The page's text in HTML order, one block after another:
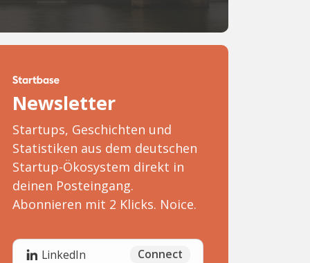
Newsletter
Startups, Geschichten und
Statistiken aus dem deutschen
Startup-Ökosystem direkt in
deinen Posteingang.
Abonnieren mit 2 Klicks. Noice.
LinkedIn Connect